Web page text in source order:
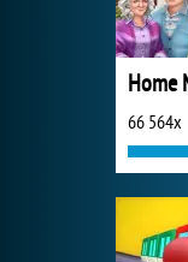
66 564x